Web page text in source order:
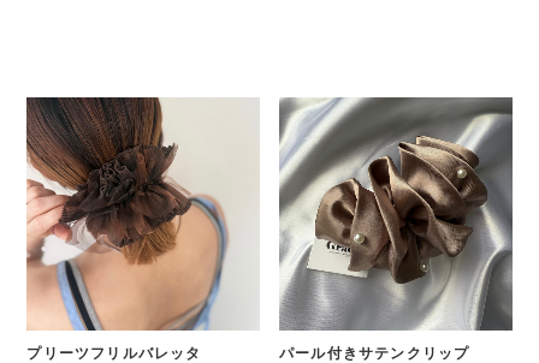
プリーツフリルバレッタ
パール付きサテンクリップ